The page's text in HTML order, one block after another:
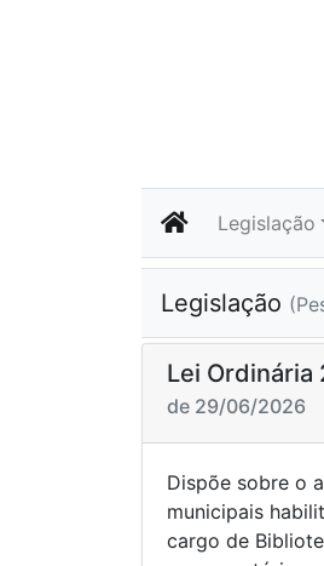
Legislação
Legislação
Lei Ordinária
de 29/06/2026
Dispõe sobre o
municipais
cargo de